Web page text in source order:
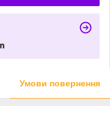
Умови повернення